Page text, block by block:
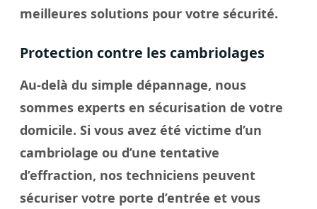
meilleures solutions pour votre sécurité.
Protection contre les cambriolages
Au-delà du simple dépannage, nous
sommes experts en sécurisation de votre
domicile. Si vous avez été victime d’un
cambriolage ou d’une tentative
d’effraction, nos techniciens peuvent
sécuriser votre porte d’entrée et vous